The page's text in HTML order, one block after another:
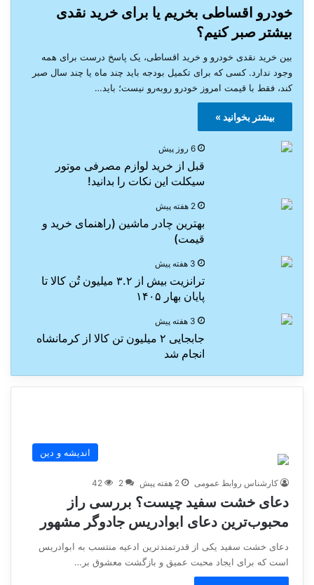
خودرو اقساطی بخریم یا برای خرید نقدی
بیشتر صبر کنیم؟
بین خرید نقدی خودرو و خرید اقساطی، یک پاسخ درست برای همه
وجود ندارد. کسی که برای تکمیل بودجه باید چند ماه یا چند سال صبر
کند، فقط با قیمت امروز خودرو روبه‌رو نیست؛ باید…
بیشتر بخوانید »
6 روز پیش
قبل از خرید لوازم مصرفی موتور
سیکلت این نکات را بدانید!
2 هفته پیش
بهترین چادر ماشین (راهنمای خرید و
قیمت)
3 هفته پیش
ترانزیت بیش از ۳.۲ میلیون تُن کالا تا
پایان بهار ۱۴۰۵
3 هفته پیش
جابجایی ۲ میلیون تن کالا از کرمانشاه
انجام شد
اندیشه و دین
کارشناس روابط عمومی 2 هفته پیش 2
42
دعای خشت سفید چیست؟ بررسی راز
محبوب‌ترین دعای ابوادریس جادوگر مشهور
دعای خشت سفید یکی از قدرتمندترین ادعیه منتسب به ابوادریس
است که برای ایجاد محبت عمیق و بازگشت معشوق بر…